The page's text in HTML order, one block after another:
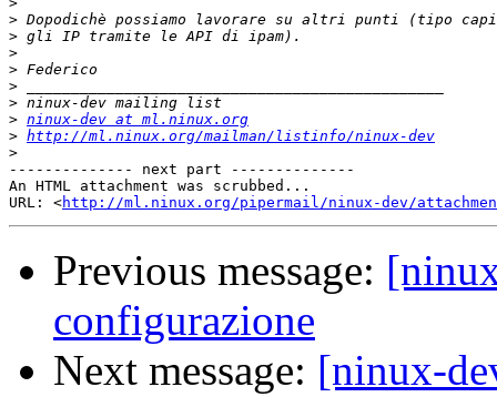
>
>
>
>
>
>
> ninux-dev at ml.ninux.org
> http://ml.ninux.org/mailman/listinfo/ninux-dev
>
-------------- next part --------------
An HTML attachment was scrubbed...
URL: <http://ml.ninux.org/pipermail/ninux-dev/
Previous message:
configurazione
Next message: [ninux-